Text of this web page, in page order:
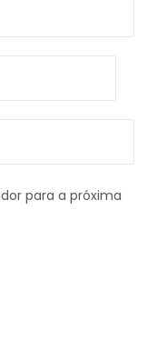
para a próxima